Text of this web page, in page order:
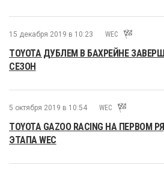
15 декабря 2019 в 10:23 WEC
TOYOTA ДУБЛЕМ В БАХРЕЙНЕ
СЕЗОН
5 октября 2019 в 10:54 WEC
TOYOTA GAZOO RACING НА
ЭТАПА WEC